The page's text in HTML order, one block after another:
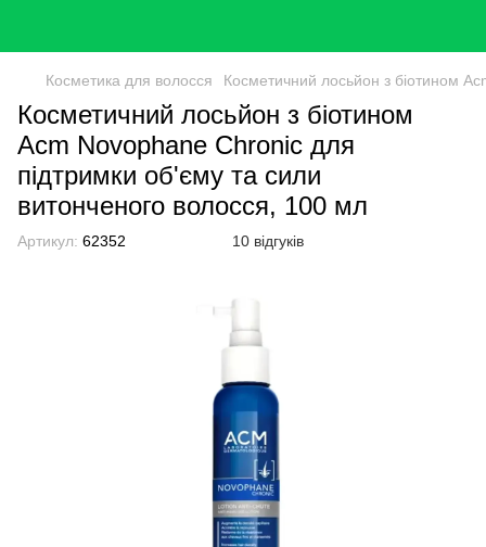
Косметика для волосся Косметичний лосьйон з біотином
Косметичний лосьйон з біотином
Acm Novophane Chronic для
підтримки об'єму та сили
витонченого волосся, 100 мл
Артикул: 62352 10 відгуків